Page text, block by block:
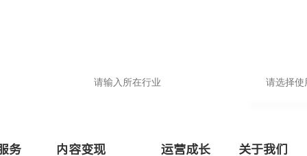
高级版
务 内容变现 运营成长 关于我们